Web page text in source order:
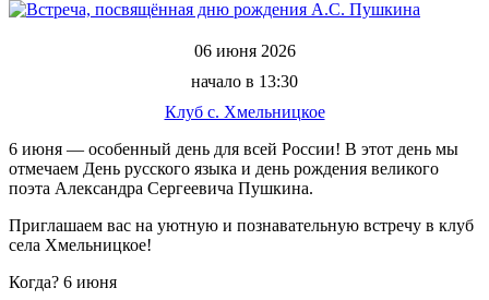
06 июня 2026
начало в 13:30
Клуб с. Хмельницкое
6 июня — особенный день для всей России! В этот день мы
отмечаем День русского языка и день рождения великого
поэта Александра Сергеевича Пушкина.
Приглашаем вас на уютную и познавательную встречу в клуб
села Хмельницкое!
Когда? 6 июня